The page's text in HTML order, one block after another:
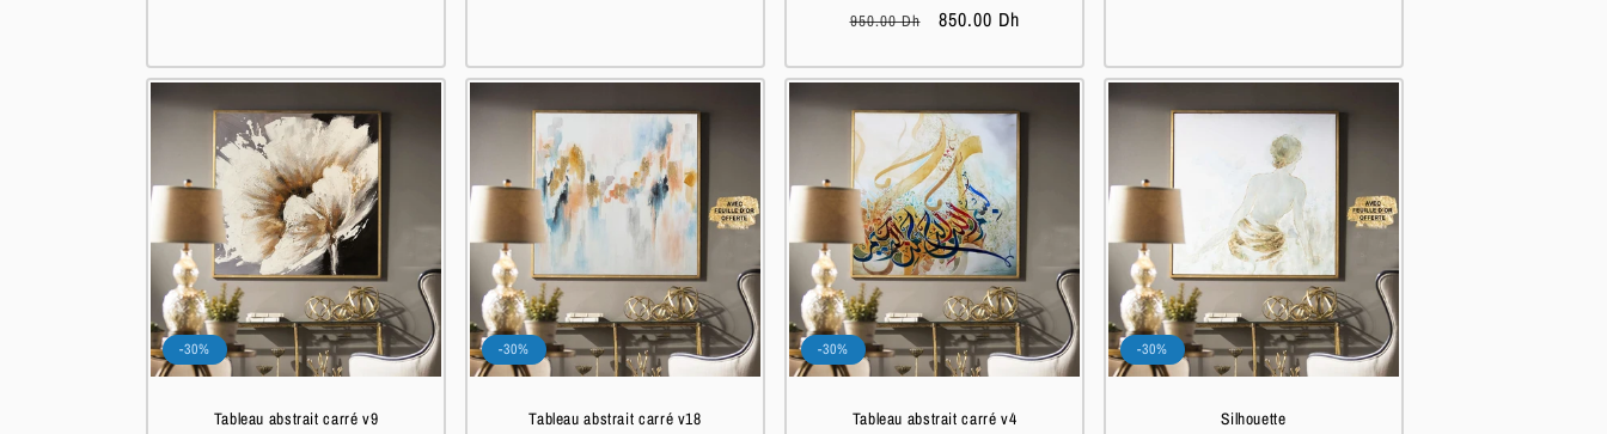
Prix
950.00 Dh
Prix
850.00 Dh
-30%
Tableau abstrait carré v9
-30%
Tableau abstrait carré v18
-30%
Tableau abstrait carré v4
-30%
Silhouette